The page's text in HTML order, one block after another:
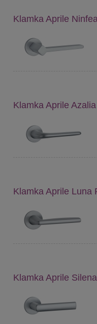
Klamka Aprile
Klamka Aprile
Klamka Aprile Luna
Klamka Aprile